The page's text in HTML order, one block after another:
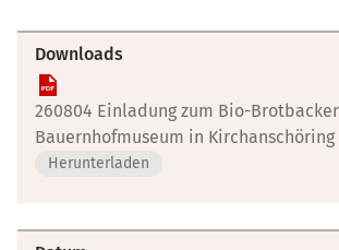
Downloads
260804 Einladung zum Bio-
Bauernhofmuseum in Kirchanschöring
Herunterladen